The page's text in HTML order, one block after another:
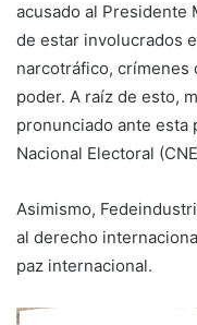
acusado al Presidente
de estar involucrados
narcotráfico, crímenes
poder. A raíz de esto,
pronunciado ante esta
Nacional Electoral
Asimismo,
al derecho
paz internacional.